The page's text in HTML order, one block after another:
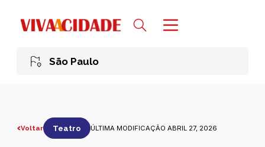
São Paulo
Voltar Teatro ÚLTIMA MODIFICAÇÃO ABRIL 27, 2026